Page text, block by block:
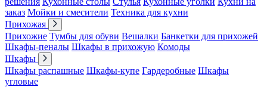
заказ Мойки и смесители Техника для кухни
Прихожая
Прихожие Тумбы для обуви Вешалки Банкетки для прихожей
Шкафы-пеналы Шкафы в прихожую Комоды
Шкафы
Шкафы распашные Шкафы-купе Гардеробные Шкафы
угловые